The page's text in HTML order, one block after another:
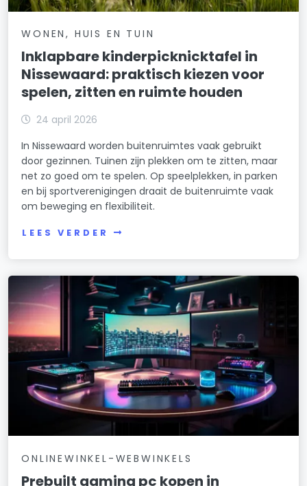
WONEN, HUIS EN TUIN
Inklapbare kinderpicknicktafel in
Nissewaard: praktisch kiezen voor
spelen, zitten en ruimte houden
24 april 2026
In Nissewaard worden buitenruimtes vaak gebruikt
door gezinnen. Tuinen zijn plekken om te zitten, maar
net zo goed om te spelen. Op speelplekken, in parken
en bij sportverenigingen draait de buitenruimte vaak
om beweging en flexibiliteit.
LEES VERDER
ONLINEWINKEL-WEBWINKELS
Prebuilt gaming pc kopen in